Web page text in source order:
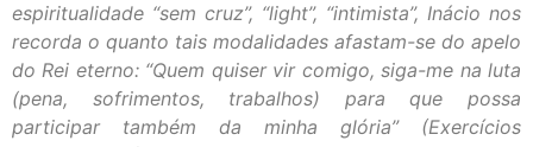
espiritualidade “sem cruz”, “light”, “intimista”, Inácio nos
recorda o quanto tais modalidades afastam-se do apelo
do Rei eterno: “Quem quiser vir comigo, siga-me na luta
(pena, sofrimentos, trabalhos) para que possa
participar também da minha glória” (Exercícios